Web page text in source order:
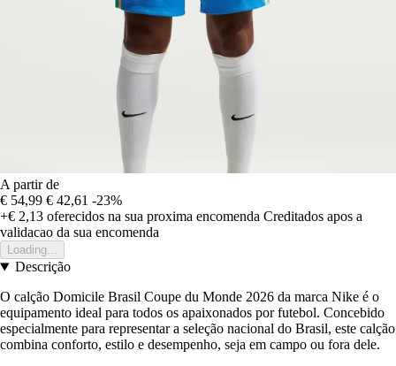
A partir de
€ 54,99 € 42,61 -23%
+€ 2,13 oferecidos na sua proxima encomenda Creditados apos a
validacao da sua encomenda
Loading...
Descrição
O calção Domicile Brasil Coupe du Monde 2026 da marca Nike é o
equipamento ideal para todos os apaixonados por futebol. Concebido
especialmente para representar a seleção nacional do Brasil, este calção
combina conforto, estilo e desempenho, seja em campo ou fora dele.